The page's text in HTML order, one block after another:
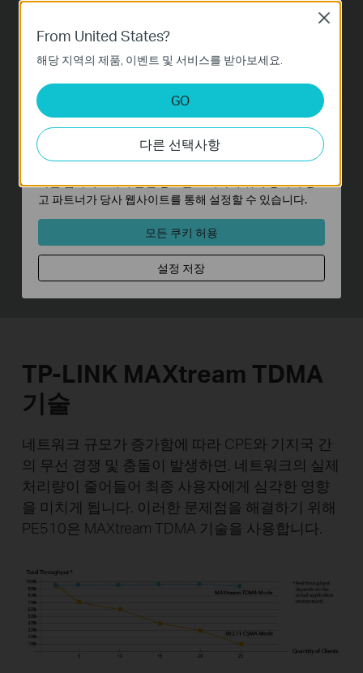
야외에서 사용하도록 특별히 설계되어 장거리 무
선 데이터 전송에 이상적이며, 15km 이상의 범위
의 현장에서 테스트되었습니다.
TP-LINK MAXtream TDMA
기술
네트워크 규모가 증가함에 따라 CPE와 기지국 간
의 무선 경쟁 및 충돌이 발생하면, 네트워크의 실제
처리량이 줄어들어 최종 사용자에게 심각한 영향
을 미치게 됩니다. 이러한 문제점을 해결하기 위해
PE510은 MAXtream TDMA 기술을 사용합니다.
From United States?
해당 지역의 제품, 이벤트 및 서비스를 받아보세요.
GO
다른 선택사항
Close
이 쿠키는 웹사이트가 작동하는 데 필요하며 사용자의 시
스템에서 비활성화할 수 없습니다.
분석 및 마케팅 쿠키
분석 쿠키는 웹사이트의 기능을 개선하고 조정하기 위해
웹사이트에서의 사용자 활동을 분석하는 데 사용하는 쿠키
입니다.
마케팅 쿠키는 귀하의 관심사에 대한 프로필을 생성하고
다른 웹사이트에서 관련 광고를 표시하기 위해 당사의 광
고 파트너가 당사 웹사이트를 통해 설정할 수 있습니다.
모든 쿠키 허용
설정 저장